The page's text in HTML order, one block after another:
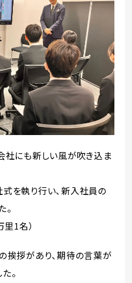
社にも新しい風が吹き込ま
を執り行い、新入社員の
。
1名）
挨拶があり、期待の言葉が
。